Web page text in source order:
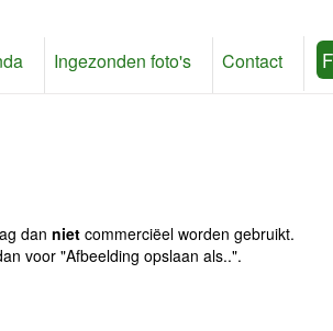
Ingezonden foto's Contact
dan niet commerciëel worden gebruikt.
voor "Afbeelding opslaan als..".